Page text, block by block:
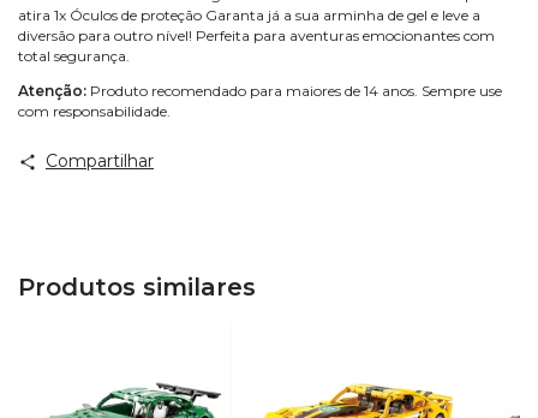
atira 1x Óculos de proteção Garanta já a sua arminha de gel e leve a
diversão para outro nível! Perfeita para aventuras emocionantes com
total segurança.
Atenção: Produto recomendado para maiores de 14 anos. Sempre use
com responsabilidade.
Compartilhar
Produtos similares